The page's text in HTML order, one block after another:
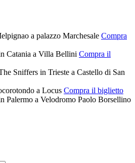
a palazzo Marchesale Compra
Catania a Villa Bellini Compra il
Sniffers in Trieste a Castello di San
a Locus Compra il biglietto
Palermo a Velodromo Paolo Borsellino